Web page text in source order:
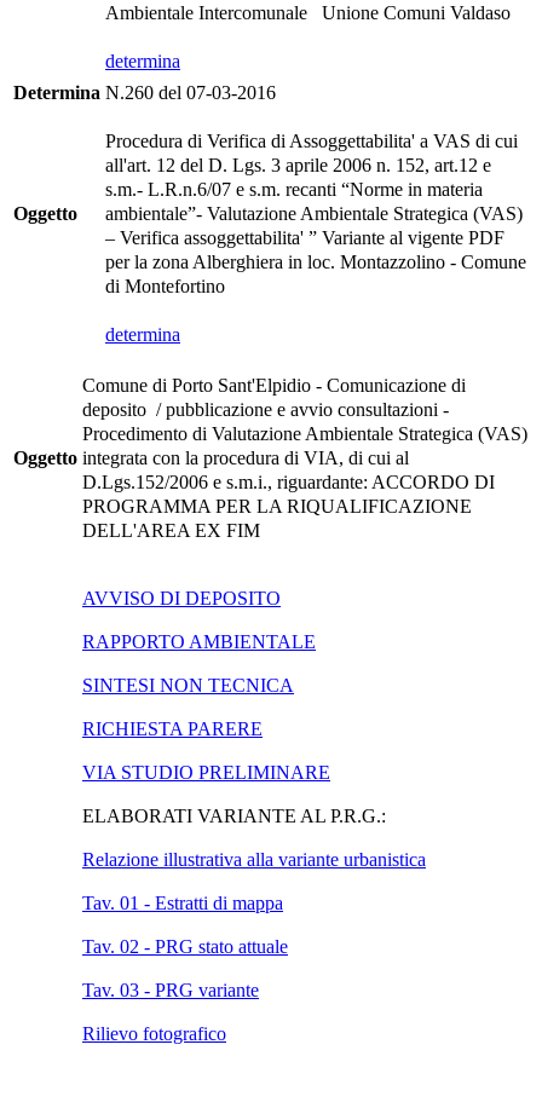
Ambientale Intercomunale Unione Comuni Valdaso
determina
Determina N.260 del 07-03-2016
Oggetto
Procedura di Verifica di Assoggettabilita' a VAS di cui
all'art. 12 del D. Lgs. 3 aprile 2006 n. 152, art.12 e
s.m.- L.R.n.6/07 e s.m. recanti “Norme in materia
ambientale”- Valutazione Ambientale Strategica (VAS)
– Verifica assoggettabilita' ” Variante al vigente PDF
per la zona Alberghiera in loc. Montazzolino - Comune
di Montefortino
determina
Oggetto
Comune di Porto Sant'Elpidio - Comunicazione di
deposito / pubblicazione e avvio consultazioni -
Procedimento di Valutazione Ambientale Strategica (VAS)
integrata con la procedura di VIA, di cui al
D.Lgs.152/2006 e s.m.i., riguardante: ACCORDO DI
PROGRAMMA PER LA RIQUALIFICAZIONE
DELL'AREA EX FIM
AVVISO DI DEPOSITO
RAPPORTO AMBIENTALE
SINTESI NON TECNICA
RICHIESTA PARERE
VIA STUDIO PRELIMINARE
ELABORATI VARIANTE AL P.R.G.:
Relazione illustrativa alla variante urbanistica
Tav. 01 - Estratti di mappa
Tav. 02 - PRG stato attuale
Tav. 03 - PRG variante
Rilievo fotografico